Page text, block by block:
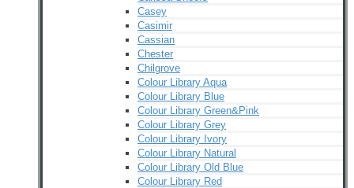
Casey
Casimir
Cassian
Chester
Chilgrove
Colour Library Aqua
Colour Library Blue
Colour Library Green&Pink
Colour Library Grey
Colour Library Ivory
Colour Library Natural
Colour Library Old Blue
Colour Library Red